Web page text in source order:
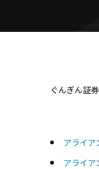
ぐんぎん証
アライア
アライア